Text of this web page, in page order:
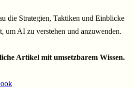
die Strategien, Taktiken und Einblicke
um AI zu verstehen und anzuwenden.
Artikel mit umsetzbarem Wissen.